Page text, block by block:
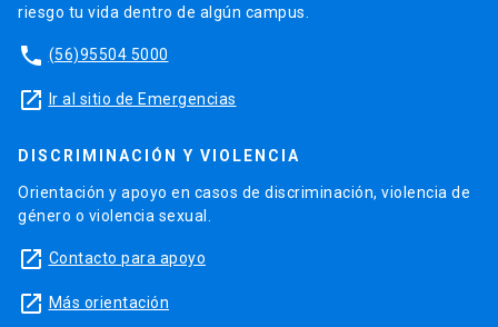
riesgo tu vida dentro de algún campus.
phone (56)95504 5000
launch Ir al sitio de Emergencias
DISCRIMINACIÓN Y VIOLENCIA
Orientación y apoyo en casos de discriminación, violencia de
género o violencia sexual.
launch Contacto para apoyo
launch Más orientación